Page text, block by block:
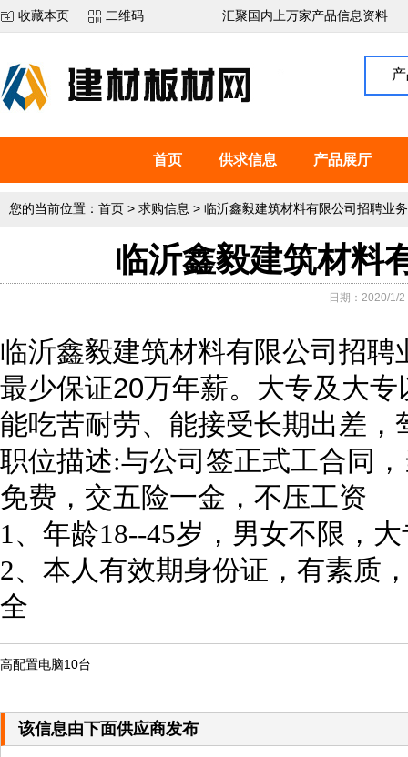
收藏本页 二维码 汇聚国内上万家产品信息资料
首页 供求信息 产品展厅
您的当前位置： 首页 > 求购信息 > 临沂鑫毅建筑材料有限公司招聘业
临沂鑫毅建筑材料
日期：2020/1/
临沂鑫毅建筑材料有限公司招
最少保证20万年薪。大专及大
能吃苦耐劳、能接受长期出差
职位描述:与公司签正式工合同
免费，交五险一金，不压工资
1、年龄18--45岁，男女不限，
2、本人有效期身份证，有素质
全
高配置电脑10台
该信息由下面供应商发布